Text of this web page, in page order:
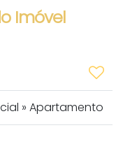
Imóvel
» Apartamento